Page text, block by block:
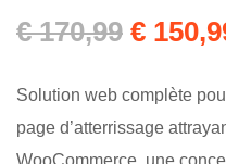
€170,99 €
Solution web complète
page d’atterrissage
WooCommerce, une